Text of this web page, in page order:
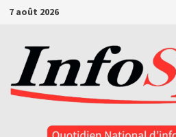
Passer
contenu
7 août 2026